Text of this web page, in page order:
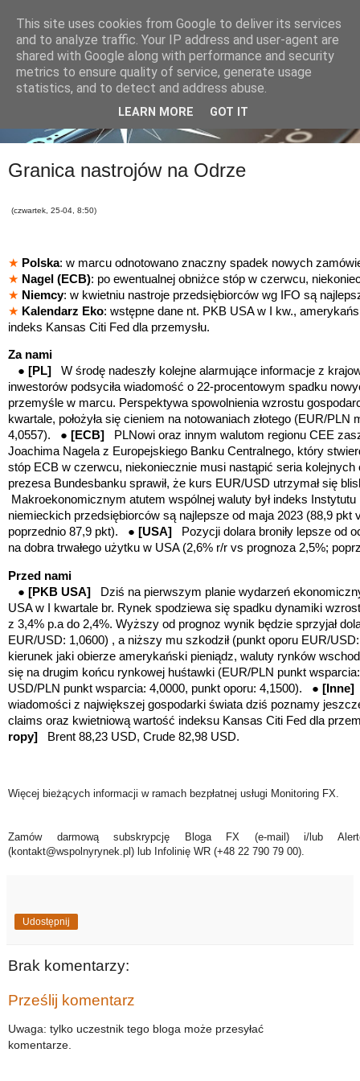
Granica nastrojów na Odrze
(czwartek, 25-04, 8:50)
★ Polska: w marcu odnotowano znaczny spadek nowych
★ Nagel (ECB): po ewentualnej obniżce stóp w czerwcu,
★ Niemcy: w kwietniu nastroje przedsiębiorców wg IFO są
★ Kalendarz Eko: wstępne dane nt. PKB USA w I kw.,
indeks Kansas Citi Fed dla przemysłu.
Za nami
● [PL] W środę nadeszły kolejne alarmujące informacje z
inwestorów podsyciła wiadomość o 22-procentowym spadku
przemyśle w marcu. Perspektywa spowolnienia wzrostu
kwartale, położyła się cieniem na notowaniach złotego (EUR/
4,0557). ● [ECB]
PLNowi oraz innym walutom regionu CEE
Joachima Nagela z Europejskiego Banku Centralnego, który
stóp ECB w czerwcu, niekoniecznie musi nastąpić seria
prezesa Bundesbanku sprawił, że kurs EUR/USD utrzymał się
Makroekonomicznym atutem wspólnej waluty był indeks
niemieckich przedsiębiorców są najlepsze od maja 2023 (88,9 pkt
poprzednio 87,9 pkt). ● [USA]
Pozycji dolara broniły lepsze od
na dobra trwałego użytku w USA (2,6% r/r vs prognoza 2,5%;
Przed nami
● [PKB USA]
Dziś na pierwszym planie wydarzeń
USA w I kwartale br. Rynek spodziewa się spadku dynamiki
z 3,4% p.a do 2,4%. Wyższy od prognoz wynik będzie sprzyjał
EUR/USD: 1,0600) , a niższy mu szkodził (punkt oporu EUR/
kierunek jaki obierze amerykański pieniądz, waluty rynków
się na drugim końcu rynkowej huśtawki (EUR/PLN punkt
USD/PLN punkt wsparcia: 4,0000, punkt oporu: 4,1500). ● [Inne]
wiadomości z największej gospodarki świata dziś poznamy
claims oraz kwietniową wartość indeksu Kansas Citi Fed dla
ropy]
Brent 88,23 USD, Crude 82,98 USD.
Więcej bieżących informacji w ramach bezpłatnej usługi Monitoring FX.
Zamów darmową subskrypcję Bloga FX (e-mail) i/lub
(kontakt@wspolnyrynek.pl) lub Infolinię WR (+48 22 790 79 00).
Udostępnij
Brak komentarzy:
Prześlij komentarz
Uwaga: tylko uczestnik tego bloga może przesyłać
komentarze.
This site uses cookies from Google to deliver its services
and to analyze traffic. Your IP address and user-agent are
shared with Google along with performance and security
metrics to ensure quality of service, generate usage
statistics, and to detect and address abuse.
LEARN MORE GOT IT